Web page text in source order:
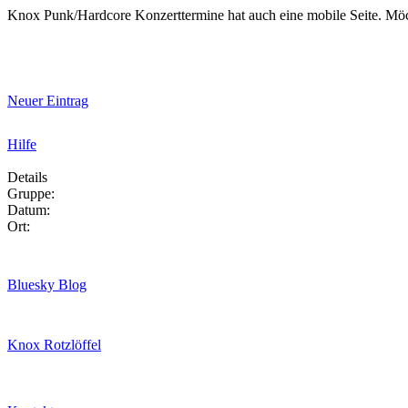
Knox Punk/Hardcore Konzerttermine hat auch eine mobile Seite.
Neuer Eintrag
Hilfe
Details
Gruppe:
Datum:
Ort:
Bluesky Blog
Knox Rotzlöffel